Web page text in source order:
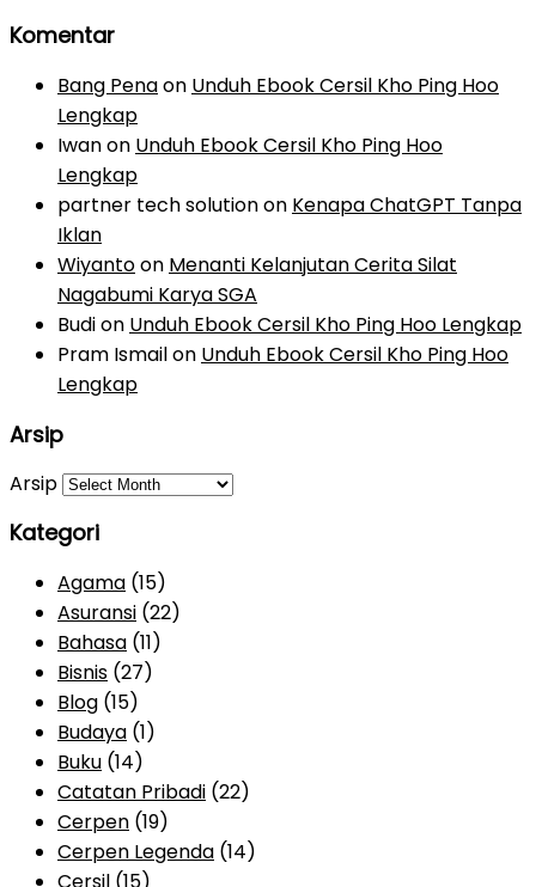
Komentar
Bang Penaon Unduh Ebook Cersil Kho Ping Hoo
Lengkap
Iwanon Unduh Ebook Cersil Kho Ping Hoo
Lengkap
partner tech solutionon Kenapa ChatGPT Tanpa
Iklan
Wiyantoon Menanti Kelanjutan Cerita Silat
Nagabumi Karya SGA
Budion Unduh Ebook Cersil Kho Ping Hoo Lengkap
Pram Ismailon Unduh Ebook Cersil Kho Ping Hoo
Lengkap
Arsip
Arsip
Kategori
Agama (15)
Asuransi (22)
Bahasa (11)
Bisnis (27)
Blog (15)
Budaya (1)
Buku (14)
Catatan Pribadi (22)
Cerpen (19)
Cerpen Legenda (14)
Cersil (15)